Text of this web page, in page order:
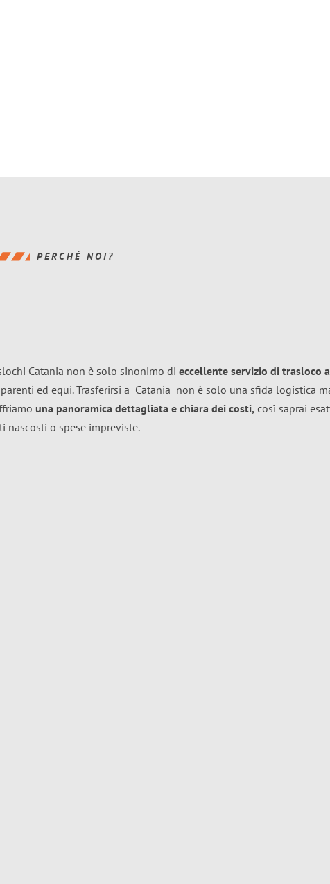
PERCHÉ NOI?
Catania non è solo sinonimo di eccellente servizio di trasloco a
ed equi. Trasferirsi a Catania non è solo una sfida logistica
una panoramica dettagliata e chiara dei costi, così saprai
nascosti o spese impreviste.